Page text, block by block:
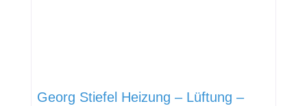
Georg Stiefel Heizung – Lüftung –